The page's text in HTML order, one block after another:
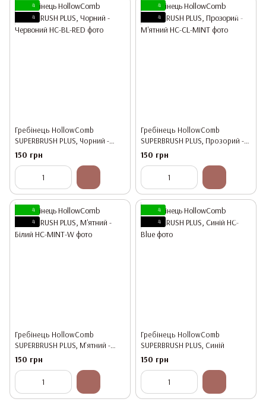
4
4
Гребінець HollowComb
SUPERBRUSH PLUS, Чорний -
Червоний
150 грн
4
4
Гребінець HollowComb
SUPERBRUSH PLUS, Прозорий -
М'ятний
150 грн
4
4
Гребінець HollowComb
SUPERBRUSH PLUS, М'ятний -
Білий
150 грн
4
4
Гребінець HollowComb
SUPERBRUSH PLUS, Синій
150 грн